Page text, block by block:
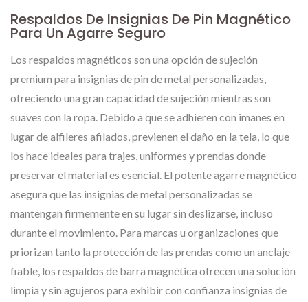
Respaldos De Insignias De Pin Magnético
Para Un Agarre Seguro
Los respaldos magnéticos son una opción de sujeción
premium para insignias de pin de metal personalizadas,
ofreciendo una gran capacidad de sujeción mientras son
suaves con la ropa. Debido a que se adhieren con imanes en
lugar de alfileres afilados, previenen el daño en la tela, lo que
los hace ideales para trajes, uniformes y prendas donde
preservar el material es esencial. El potente agarre magnético
asegura que las insignias de metal personalizadas se
mantengan firmemente en su lugar sin deslizarse, incluso
durante el movimiento. Para marcas u organizaciones que
priorizan tanto la protección de las prendas como un anclaje
fiable, los respaldos de barra magnética ofrecen una solución
limpia y sin agujeros para exhibir con confianza insignias de